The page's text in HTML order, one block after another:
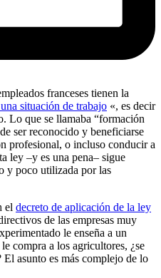
franceses tienen la
situación de trabajo «, es decir
Lo que se llamaba “formación
ser reconocido y beneficiarse
profesional, o incluso conducir a
ley –y es una pena– sigue
y poco utilizada por las
el decreto de aplicación de la ley
de las empresas muy
le enseña a un
compra a los agricultores, ¿se
asunto es más complejo de lo